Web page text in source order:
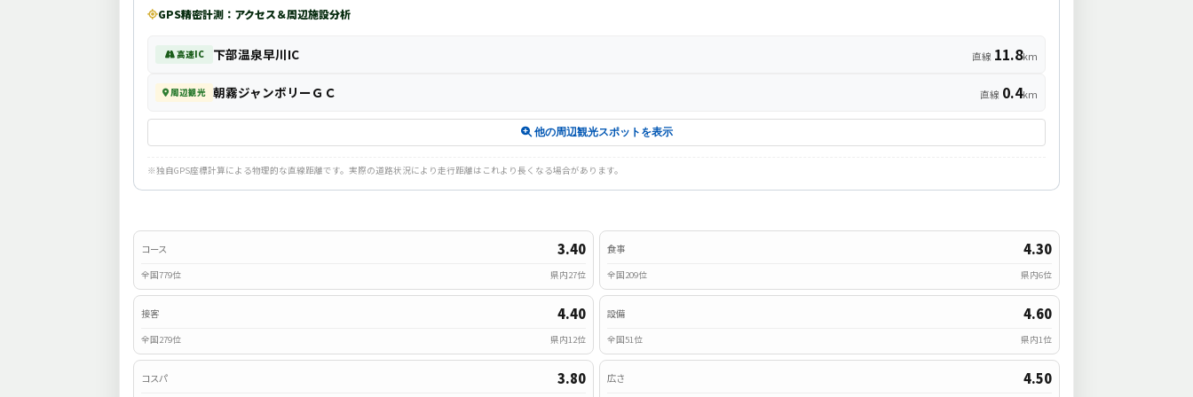
GPS精密計測：アクセス＆周辺施設分析
高速IC 下部温泉早川IC 直線 11.8km
周辺観光 朝霧ジャンボリーＧＣ 直線 0.4km
他の周辺観光スポットを表示
※独自GPS座標計算による物理的な直線距離です。実際の道路状況により走行距離はこれより長くなる場合があります。
コース 3.40
全国779位 県内27位
食事 4.30
全国209位 県内6位
接客 4.40
全国279位 県内12位
設備 4.60
全国51位 県内1位
コスパ 3.80 広さ 4.50